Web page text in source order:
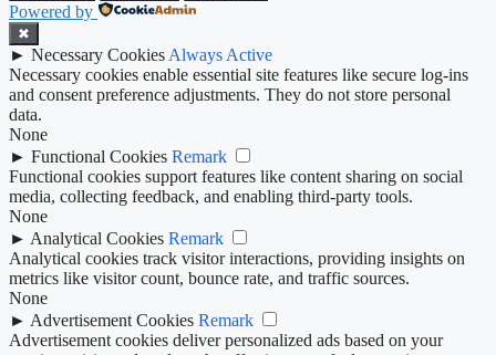
Powered by
✖
► Necessary Cookies Always Active
Necessary cookies enable essential site features like secure log-ins
and consent preference adjustments. They do not store personal
data.
None
► Functional Cookies Remark
Functional cookies support features like content sharing on social
media, collecting feedback, and enabling third-party tools.
None
► Analytical Cookies Remark
Analytical cookies track visitor interactions, providing insights on
metrics like visitor count, bounce rate, and traffic sources.
None
► Advertisement Cookies Remark
Advertisement cookies deliver personalized ads based on your